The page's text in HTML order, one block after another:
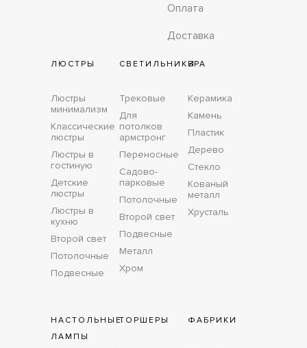
Оплата
Доставка
ЛЮСТРЫ
Люстры
минимализм
Классические
люстры
Люстры в
гостиную
Детские
люстры
Люстры в
кухню
Второй свет
Потолочные
Подвесные
СВЕТИЛЬНИКИ
Трековые
Для
потолков
армстронг
Переносные
Садово-
парковые
Потолочные
Второй свет
Подвесные
Металл
Хром
БРА
Керамика
Камень
Пластик
Дерево
Стекло
Кованый
металл
Хрусталь
НАСТОЛЬНЫЕ
ЛАМПЫ
ТОРШЕРЫ ФАБРИКИ